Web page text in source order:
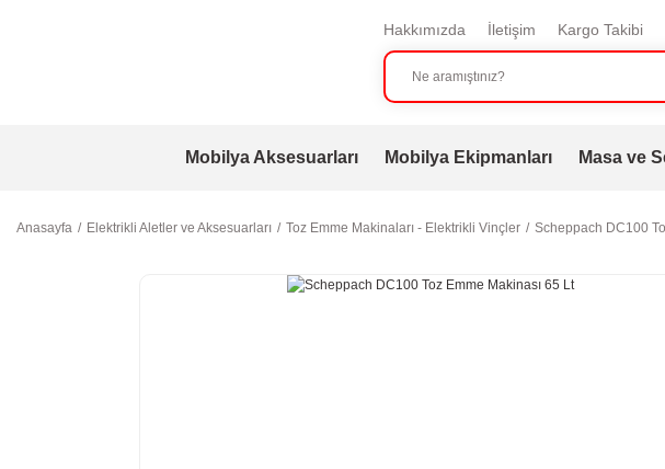
Hakkımızda İletişim Kargo Takibi
Mobilya Aksesuarları Mobilya Ekipmanları Masa ve
Anasayfa Elektrikli Aletler ve Aksesuarları Toz Emme Makinaları - Elektrikli Vinçler Scheppach DC100